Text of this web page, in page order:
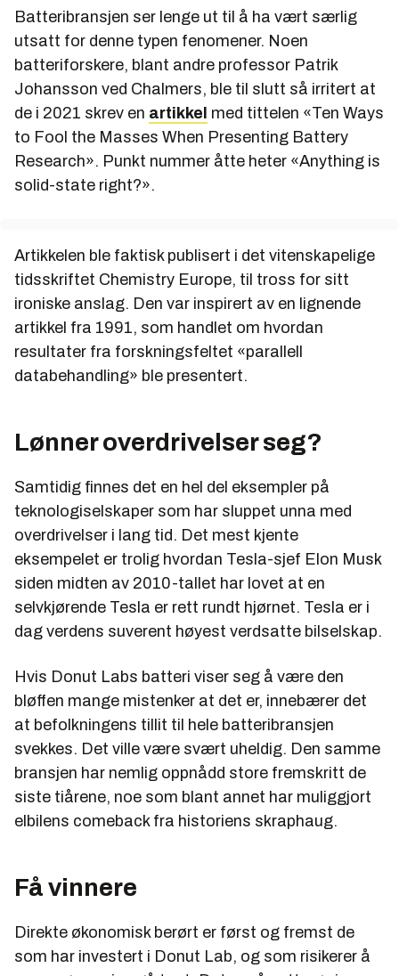
Batteribransjen ser lenge ut til å ha vært særlig
utsatt for denne typen fenomener. Noen
batteriforskere, blant andre professor Patrik
Johansson ved Chalmers, ble til slutt så irritert at
de i 2021 skrev en artikkel med tittelen «Ten Ways
to Fool the Masses When Presenting Battery
Research». Punkt nummer åtte heter «Anything is
solid-state right?».
Artikkelen ble faktisk publisert i det vitenskapelige
tidsskriftet Chemistry Europe, til tross for sitt
ironiske anslag. Den var inspirert av en lignende
artikkel fra 1991, som handlet om hvordan
resultater fra forskningsfeltet «parallell
databehandling» ble presentert.
Lønner overdrivelser seg?
Samtidig finnes det en hel del eksempler på
teknologiselskaper som har sluppet unna med
overdrivelser i lang tid. Det mest kjente
eksempelet er trolig hvordan Tesla-sjef Elon Musk
siden midten av 2010-tallet har lovet at en
selvkjørende Tesla er rett rundt hjørnet. Tesla er i
dag verdens suverent høyest verdsatte bilselskap.
Hvis Donut Labs batteri viser seg å være den
bløffen mange mistenker at det er, innebærer det
at befolkningens tillit til hele batteribransjen
svekkes. Det ville være svært uheldig. Den samme
bransjen har nemlig oppnådd store fremskritt de
siste tiårene, noe som blant annet har muliggjort
elbilens comeback fra historiens skraphaug.
Få vinnere
Direkte økonomisk berørt er først og fremst de
som har investert i Donut Lab, og som risikerer å